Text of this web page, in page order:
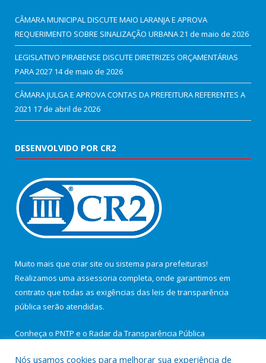
CÂMARA MUNICIPAL DISCUTE MAIO LARANJA E APROVA
REQUERIMENTO SOBRE SINALIZAÇÃO URBANA21 de maio de 2026
LEGISLATIVO PIRABENSE DISCUTE DIRETRIZES ORÇAMENTÁRIAS
PARA 2027 14 de maio de 2026
CÂMARA JULGA E APROVA CONTAS DA PREFEITURA REFERENTES A
2021 17 de abril de 2026
DESENVOLVIDO POR CR2
Muito mais que criar site ou sistema para prefeituras!
Realizamos uma assessoria completa, onde garantimos em
contrato que todas as exigências das leis de transparência
pública serão atendidas.
Conheça o PNTP e o Radar da Transparência Pública
Nós usamos cookies para melhorar sua experiência de